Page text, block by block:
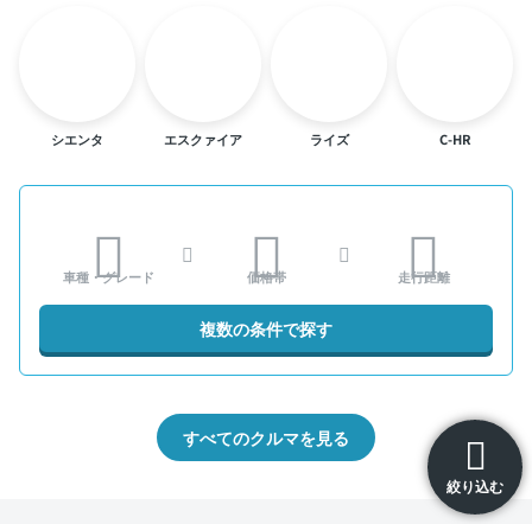
絞り込む
シエンタ エスクァイア ライズ C-HR
車種・グレード 価格帯 走行距離
複数の条件で探す
すべてのクルマを見る